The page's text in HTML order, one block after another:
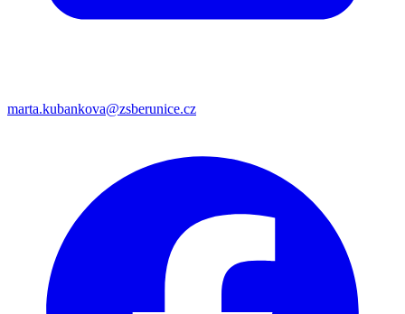
marta.kubankova@zsberunice.cz